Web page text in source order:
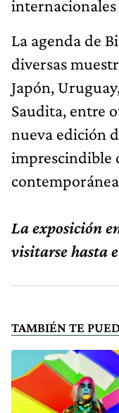
La agenda de
diversas
Japón,
Saudita, entre
nueva edición
imprescindible
La exposición
visitarse hasta
TAMBIÉN TE